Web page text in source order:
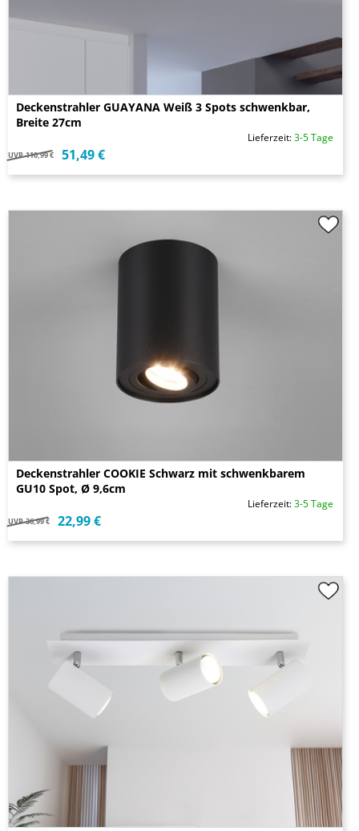
Deckenstrahler GUAYANA Weiß 3 Spots schwenkbar,
Breite 27cm
Lieferzeit:3-5 Tage
UVP 110,99 € 51,49 €
Deckenstrahler COOKIE Schwarz mit schwenkbarem
GU10 Spot, Ø 9,6cm
Lieferzeit:3-5 Tage
UVP 36,99 € 22,99 €